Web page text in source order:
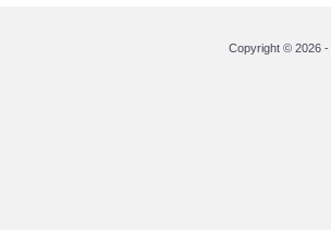
Copyright © 2026 -